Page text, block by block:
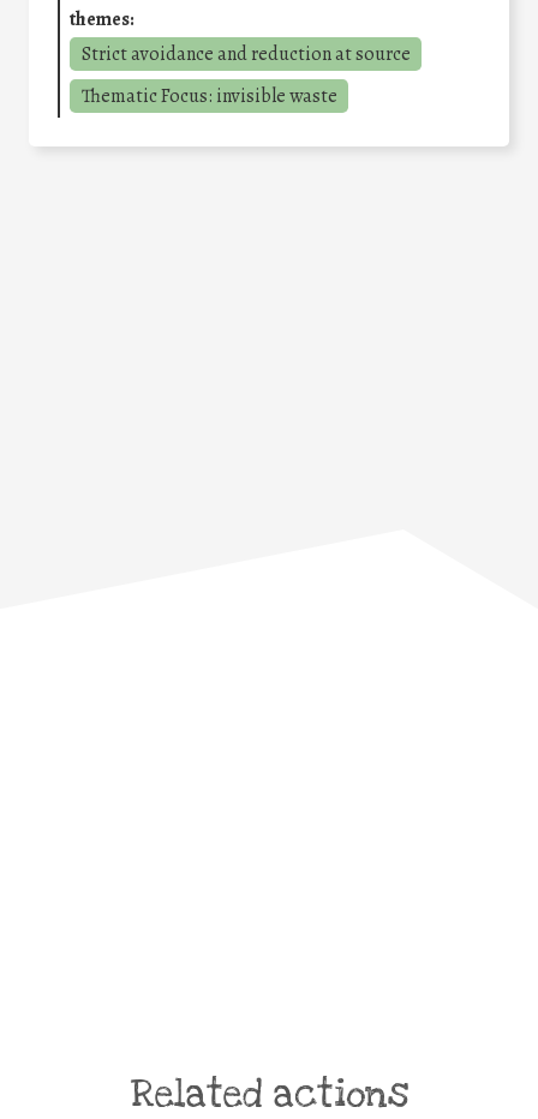
themes:
Strict avoidance and reduction at source
Thematic Focus: invisible waste
Related actions